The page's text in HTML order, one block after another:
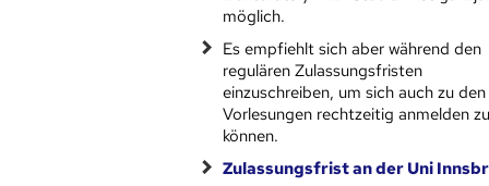
möglich.
Es empfiehlt sich aber während den
regulären Zulassungsfristen
einzuschreiben, um sich auch zu den
Vorlesungen rechtzeitig anmelden
können.
Zulassungsfrist an der Uni